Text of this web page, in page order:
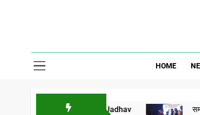
HOME
Vs MP Dr Umesh Jadhav समाज के जाने